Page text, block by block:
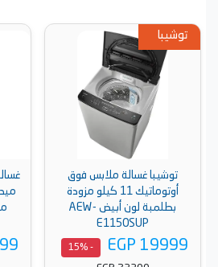
توشيبا
توشيبا غسالة ملابس فوق
أوتوماتيك 11 كيلو مزودة
بطلمبة لون أبيض AEW-
E1150SUP
EGP 19999
- 15%